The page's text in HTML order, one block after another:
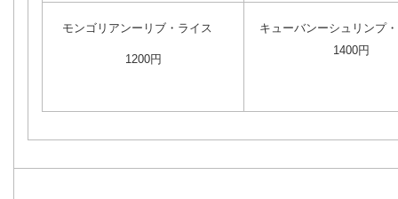
モンゴリアンーリブ・ライス
1200円
キューバンーシュリンプ
1400円